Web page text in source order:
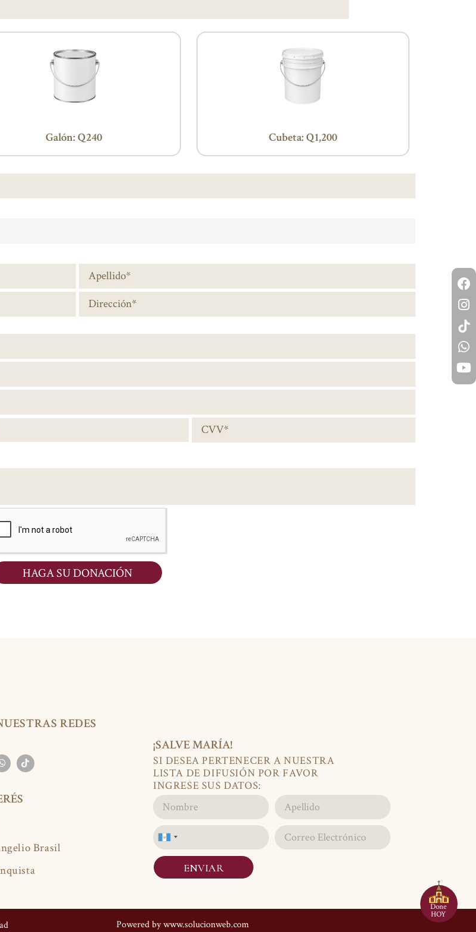
Galón: Q240 Cubeta: Q1,200
HAGA SU DONACIÓN
REDES
Brasil
¡SALVE MARÍA!
SI DESEA PERTENECER A NUESTRA
LISTA DE DIFUSIÓN POR FAVOR
INGRESE SUS DATOS:
Guatemala
+502
ENVIAR
Powered bywww.solucionweb.com
Done
HOY